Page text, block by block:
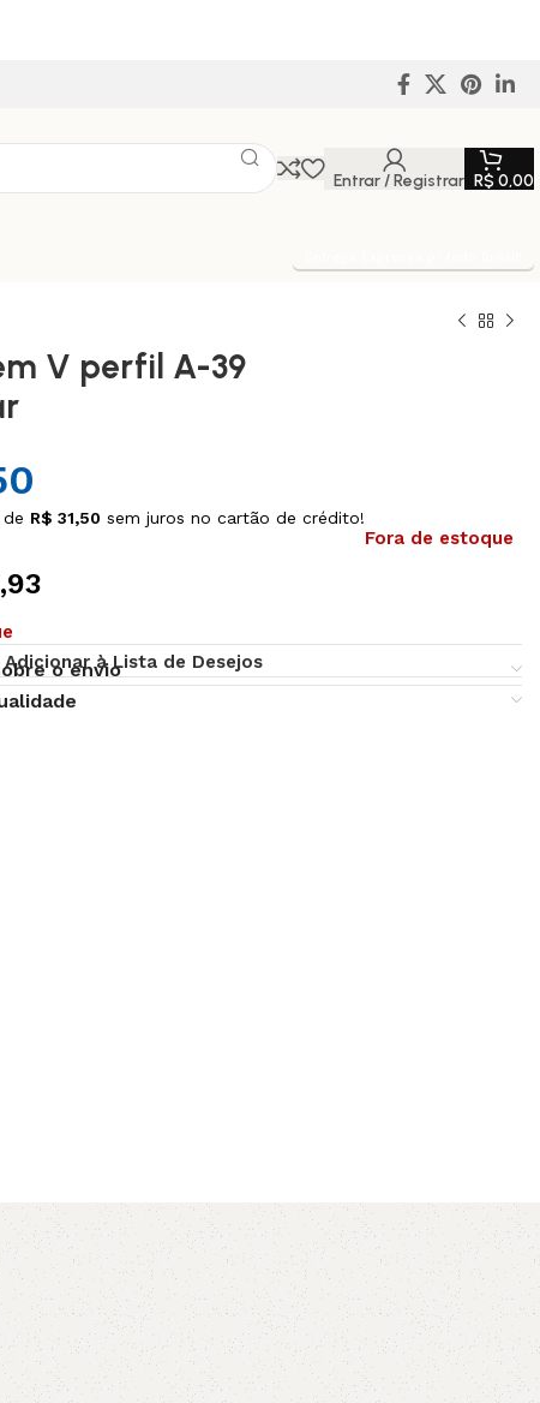
Entrar / Registrar R$ 0,00
PK
V perfil A-39
de R$ 31,50 sem juros no cartão de crédito!
Fora de estoque
Adicionar à Lista de Desejos
o envio